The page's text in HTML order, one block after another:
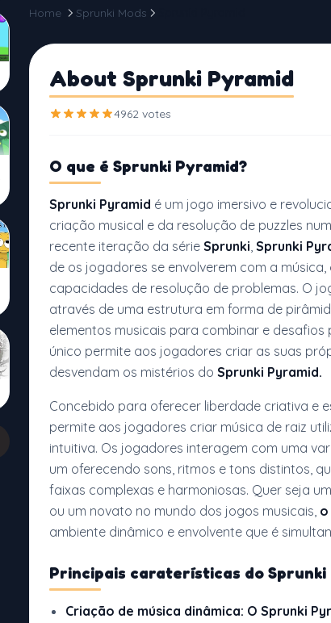
Home Sprunki Mods
About Sprunki Pyramid
4962 votes
O que é Sprunki Pyramid?
Sprunki Pyramid é um jogo imersivo e
criação musical e da resolução de puzzles
recente iteração da série Sprunki, Sprunki
de os jogadores se envolverem com a
capacidades de resolução de problemas. O
através de uma estrutura em forma de
elementos musicais para combinar e desafios
único permite aos jogadores criar as suas
desvendam os mistérios do Sprunki Pyramid.
Concebido para oferecer liberdade criativa e
permite aos jogadores criar música de raiz
intuitiva. Os jogadores interagem com uma
um oferecendo sons, ritmos e tons distintos,
faixas complexas e harmoniosas. Quer seja
ou um novato no mundo dos jogos musicais, o
ambiente dinâmico e envolvente que é
Principais caraterísticas do Sprunki
Criação de música dinâmica: O Sprunki